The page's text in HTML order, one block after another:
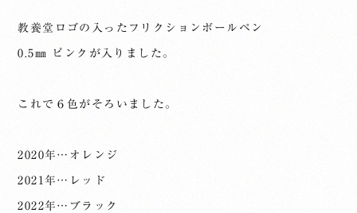
教養堂ロゴの入ったフリクションボールペン
0.5㎜ ピンクが入りました。
これで６色がそろいました。
2020年…オレンジ
2021年…レッド
2022年…ブラック